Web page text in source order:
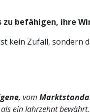
zu befähigen, ihre
kein Zufall, sondern
, vom
ein Jahrzehnt